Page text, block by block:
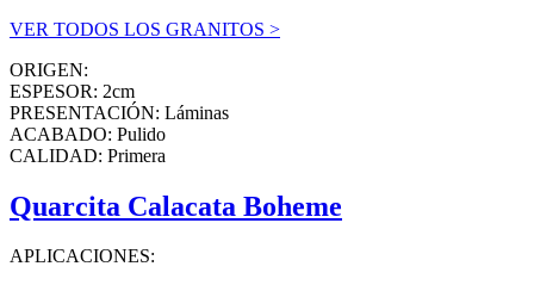
VER TODOS LOS GRANITOS >
ORIGEN:
ESPESOR: 2cm
PRESENTACIÓN: Láminas
ACABADO: Pulido
CALIDAD: Primera
Quarcita Calacata Boheme
APLICACIONES: